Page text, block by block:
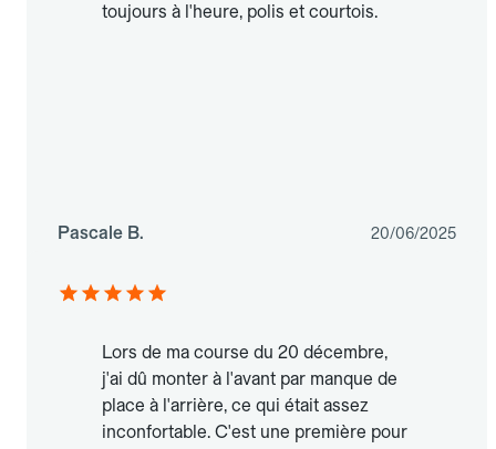
toujours à l'heure, polis et courtois.
Pascale B. 20/06/2025
Lors de ma course du 20 décembre,
j'ai dû monter à l'avant par manque de
place à l'arrière, ce qui était assez
inconfortable. C'est une première pour